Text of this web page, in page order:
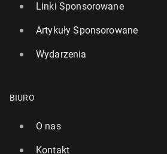
Linki Sponsorowane
Artykuły Sponsorowane
Wydarzenia
BIURO
O nas
Kontakt